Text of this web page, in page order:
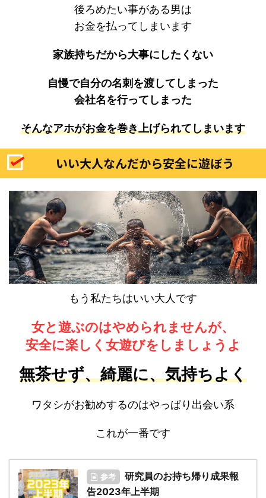
後ろめたい事がある男は
お金を払ってしまいます
家族持ちだから大事にしたくない
自慢で自分の名刺を渡してしまった
会社名を行ってしまった
そんなアホがお金を巻き上げられてしまいます
いい大人なんだから安全に遊ぼう
もう私たちはいい大人です
女と遊ぶのはやめられませんが、
安全に楽しく女遊びをしましょうよ
無茶せず、綺麗に、気持ちよく
ワタシがお勧めするのはやっぱり出会い系
これが一番です
参考
研究員のお持ち帰り成果報
告2023年上半期